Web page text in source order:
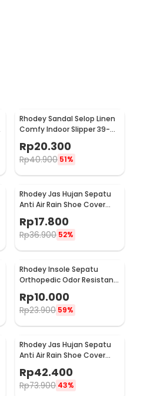
Rhodey Sandal Selop Linen
Comfy Indoor Slipper 39-
40 - YT22
Rp20.300
Rp40.900 51%
Rhodey Jas Hujan Sepatu
Anti Air Rain Shoe Cover
PVC with Zipper L - F-300
Rp17.800
Rp36.900 52%
Rhodey Insole Sepatu
Orthopedic Odor Resistant
Rp10.000
Rp23.900 59%
Rhodey Jas Hujan Sepatu
Anti Air Rain Shoe Cover
212
Rp42.400
Rp73.900 43%